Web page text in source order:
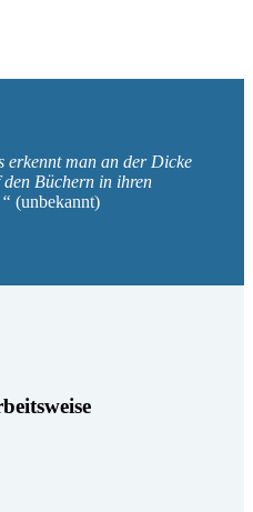
erkennt man an der Dicke
Büchern in ihren
(unbekannt)